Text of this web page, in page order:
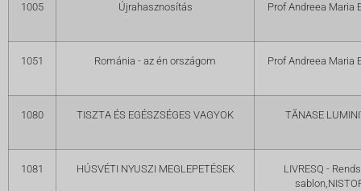
1005 Újrahasznosítás Prof Andreea Maria
1051 Románia - az én országom Prof Andreea Maria
1080 TISZTA ÉS EGÉSZSÉGES VAGYOK TĂNASE
1081 HÚSVÉTI NYUSZI MEGLEPETÉSEK
LIVRESQ -